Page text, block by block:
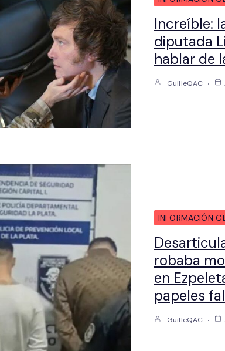
Increíble:
diputada
hablar de
GuilleQAC
INFORMACIÓN
robaba
en
papeles
GuilleQAC